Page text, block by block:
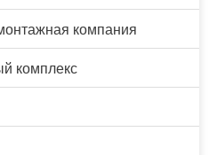
компания
комплекс